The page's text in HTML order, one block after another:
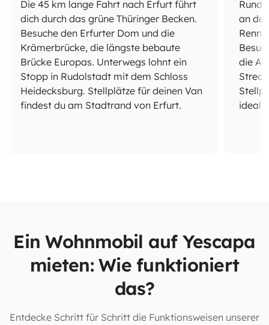
Die 45 km lange Fahrt nach Erfurt führt
dich durch das grüne Thüringer Becken.
Besuche den Erfurter Dom und die
Krämerbrücke, die längste bebaute
Brücke Europas. Unterwegs lohnt ein
Stopp in Rudolstadt mit dem Schloss
Heidecksburg. Stellplätze für deinen Van
findest du am Stadtrand von Erfurt.
Rund
an
die
ideal
Ein Wohnmobil auf Yescapa
mieten: Wie funktioniert
das?
Entdecke Schritt für Schritt die Funktionsweisen unserer